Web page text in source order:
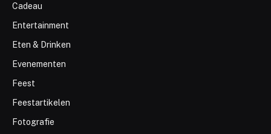
Cadeau
Entertainment
Eten & Drinken
Evenementen
Feest
Feestartikelen
Fotografie